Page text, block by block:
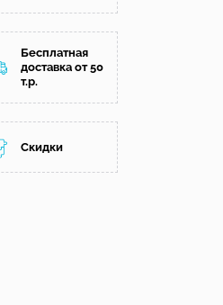
Бесплатная
доставка от 50
т.р.
Скидки